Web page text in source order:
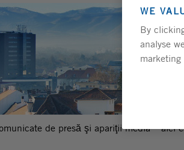
de presă şi apariţii media – aici
WE
By
analyse